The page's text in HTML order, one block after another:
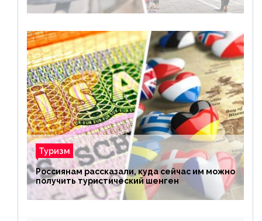
Туризм
Россиянам рассказали, куда сейчас им можно
получить туристический шенген